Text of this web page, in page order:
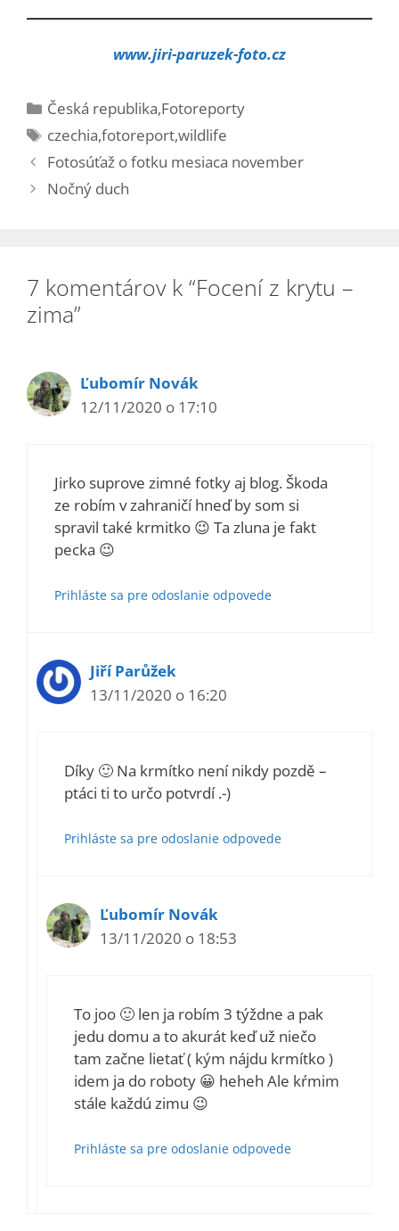
www.jiri-paruzek-foto.cz
Kategórie
Česká republika,Fotoreporty
Značky
czechia,fotoreport,wildlife
Fotosúťaž o fotku mesiaca november
Nočný duch
7 komentárov k “Focení z krytu –
zima”
Ľubomír Novák
12/11/2020 o 17:10
Jirko suprove zimné fotky aj blog. Škoda
ze robím v zahraničí hneď by som si
spravil také krmitko 😉 Ta zluna je fakt
pecka 😉
Prihláste sa pre odoslanie odpovede
Jiří Parůžek
13/11/2020 o 16:20
Díky 🙂 Na krmítko není nikdy pozdě –
ptáci ti to určo potvrdí .-)
Prihláste sa pre odoslanie odpovede
Ľubomír Novák
13/11/2020 o 18:53
To joo 🙂 len ja robím 3 týždne a pak
jedu domu a to akurát keď už niečo
tam začne lietať ( kým nájdu krmítko )
idem ja do roboty 😀 heheh Ale kŕmim
stále každú zimu 😉
Prihláste sa pre odoslanie odpovede